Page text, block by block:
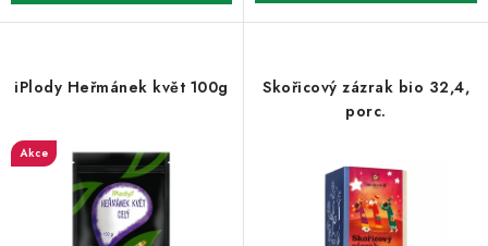
iPlody Heřmánek květ 100g
Akce
Skořicový zázrak bio 32,4,
porc.